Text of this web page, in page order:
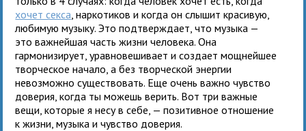
хочет секса , наркотиков и когда он слышит красивую,
любимую музыку. Это подтверждает, что музыка —
это важнейшая часть жизни человека. Она
гармонизирует, уравновешивает и создает мощнейшее
творческое начало, а без творческой энергии
невозможно существовать. Еще очень важно чувство
доверия, когда ты можешь верить. Вот три важные
вещи, которые я несу в себе, — позитивное отношение
к жизни, музыка и чувство доверия.